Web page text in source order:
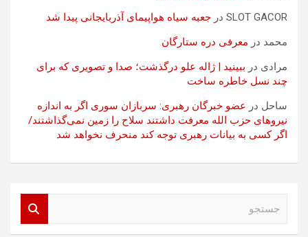
SLOT GACOR در جعبه سیاه هواپیمای آذربایجانی پیدا شد
محمد در معرفی دره ستارگان
مرادی در ببینید | ژاله علو درگذشت؛ صدا و تصویری که برای
چند نسل خاطره ساخت
ساحل در عضو خبرگان رهبری: سربازان سوری اگر به اندازه
نیروهای حزب الله معرفت داشتند سلاح را زمین نمی‌گذاشتند/
اگر کسی به بیانات رهبری توجه کند منحرف نخواهد شد